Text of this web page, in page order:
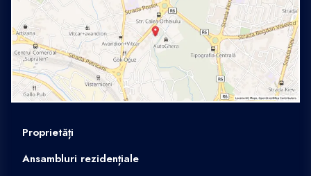
Proprietăți
Ansambluri rezidențiale